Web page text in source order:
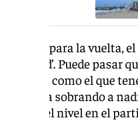
de cara para la vuelta,
la mitad’. Puede pasar
enfrente como el que
no le va sobrando a
el nivel en el